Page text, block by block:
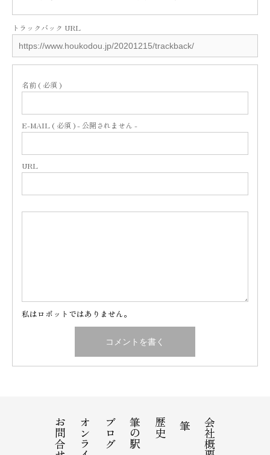
トラックバック URL
名前 ( 必須 )
E-MAIL ( 必須 ) - 公開されません -
URL
私はロボットではありません。
会社概要
筆
歴史
筆の駅
ブログ
お問合せ